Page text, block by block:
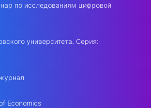
по исследованиям цифровой
университета. Серия:
Economics